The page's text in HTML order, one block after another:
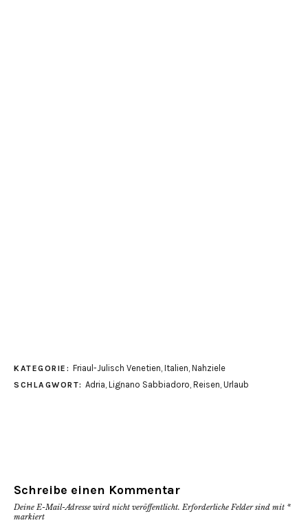
KATEGORIE: Friaul-Julisch Venetien, Italien, Nahziele
SCHLAGWORT: Adria, Lignano Sabbiadoro, Reisen, Urlaub
Schreibe einen Kommentar
Deine E-Mail-Adresse wird nicht veröffentlicht. Erforderliche Felder sind mit *
markiert